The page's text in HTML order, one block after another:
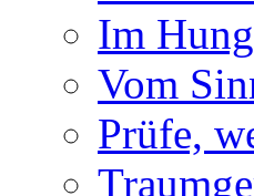
Im
Vom
Prüfe,